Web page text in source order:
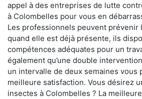
appel à des entreprises de lutte
à Colombelles pour vous en
Les professionnels peuvent prévenir
quand elle est déjà présente, ils
compétences adéquates pour un
également qu’une double
un intervalle de deux semaines vous
meilleure satisfaction. Vous désirez
insectes à Colombelles ? La